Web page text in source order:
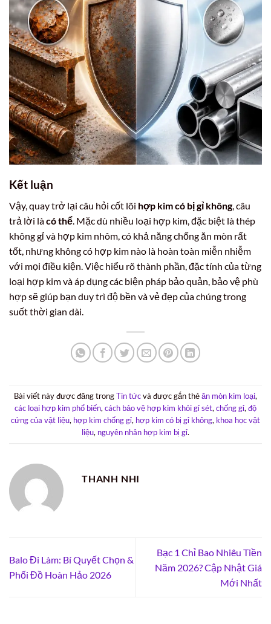
Kết luận
Vậy, quay trở lại câu hỏi cốt lõi hợp kim có bị gỉ không, câu
trả lời làcó thể . Mặc dù nhiều loại hợp kim, đặc biệt là thép
không gỉ và hợp kim nhôm, có khả năng chống ăn mòn rất
tốt, nhưng không có hợp kim nào là hoàn toàn miễn nhiễm
với mọi điều kiện. Việc hiểu rõ thành phần, đặc tính của từng
loại hợp kim và áp dụng các biện pháp bảo quản, bảo vệ phù
hợp sẽ giúp bạn duy trì độ bền và vẻ đẹp của chúng trong
suốt thời gian dài.
Bài viết này được đăng trongTin tứcvà được gắn thẻăn mòn kim loại,
các loại hợp kim phổ biến, cách bảo vệ hợp kim khỏi gỉ sét, chống gỉ, độ
cứng của vật liệu, hợp kim chống gỉ, hợp kim có bị gỉ không, khoa học vật
liệu, nguyên nhân hợp kim bị gỉ.
THANH NHI
Balo Đi Làm: Bí Quyết Chọn &
Phối Đồ Hoàn Hảo 2026
Bạc 1 Chỉ Bao Nhiêu Tiền
Năm 2026? Cập Nhật Giá
Mới Nhất